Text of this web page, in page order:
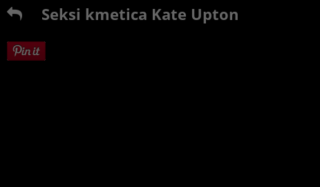
Seksi kmetica Kate Upton